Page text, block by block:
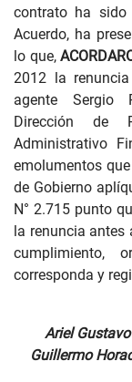
contrato ha
Acuerdo, ha
lo que,
2012 la
agente Sergio
Dirección de
Administrativo
emolumentos
de Gobierno
N° 2.715 punto
la renuncia antes
cumplimiento,
corresponda y
Ariel
Guillermo